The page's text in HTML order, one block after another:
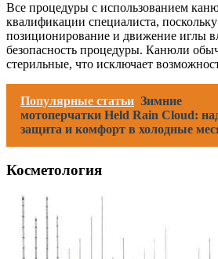
Все процедуры с использованием
квалификации специалиста,
позиционирование и движение иглы
безопасность процедуры. Канюли
стерильные, что исключает
Популярные статьи Зимние
мотоперчатки Held Rain Cloud:
защита и комфорт в холодные
Косметология